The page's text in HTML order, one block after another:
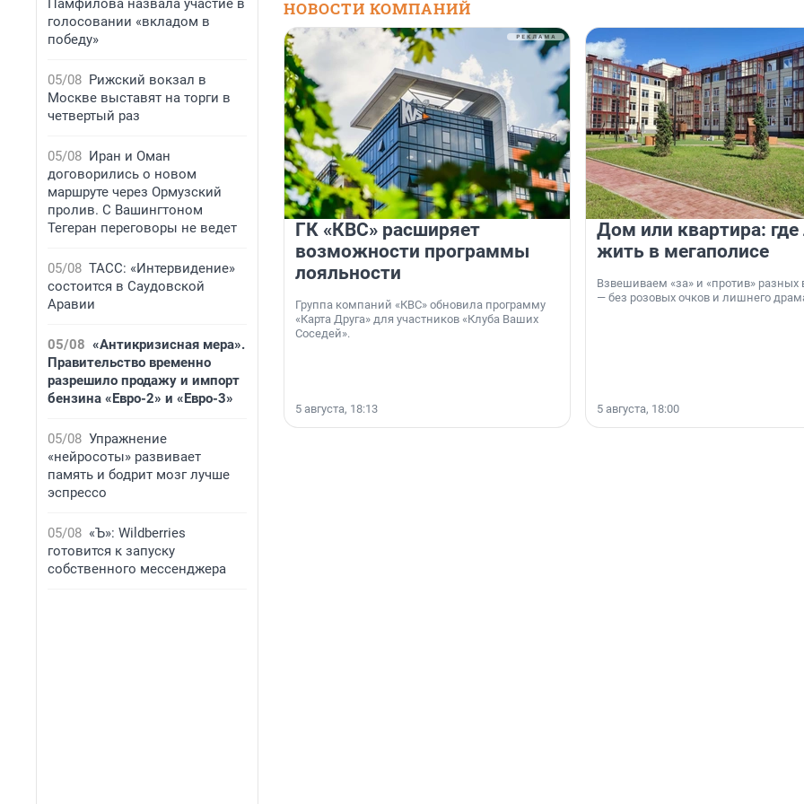
Памфилова назвала участие в
голосовании «вкладом в
победу»
05/08 Рижский вокзал в
Москве выставят на торги в
четвертый раз
05/08 Иран и Оман
договорились о новом
маршруте через Ормузский
пролив. С Вашингтоном
Тегеран переговоры не ведет
05/08 ТАСС: «Интервидение»
состоится в Саудовской
Аравии
05/08 «Антикризисная мера».
Правительство временно
разрешило продажу и импорт
бензина «Евро-2» и «Евро-3»
05/08 Упражнение
«нейросоты» развивает
память и бодрит мозг лучше
эспрессо
05/08 «Ъ»: Wildberries
готовится к запуску
собственного мессенджера
НОВОСТИ КОМПАНИЙ
ГК «КВС» расширяет
возможности программы
лояльности
Группа компаний «КВС» обновила программу
«Карта Друга» для участников «Клуба Ваших
Соседей».
5 августа, 18:13
Дом или квартира:
жить в мегаполисе
Взвешиваем «за» и «против» разных
— без розовых очков и лишнего
5 августа, 18:00